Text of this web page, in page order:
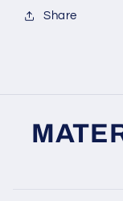
Share